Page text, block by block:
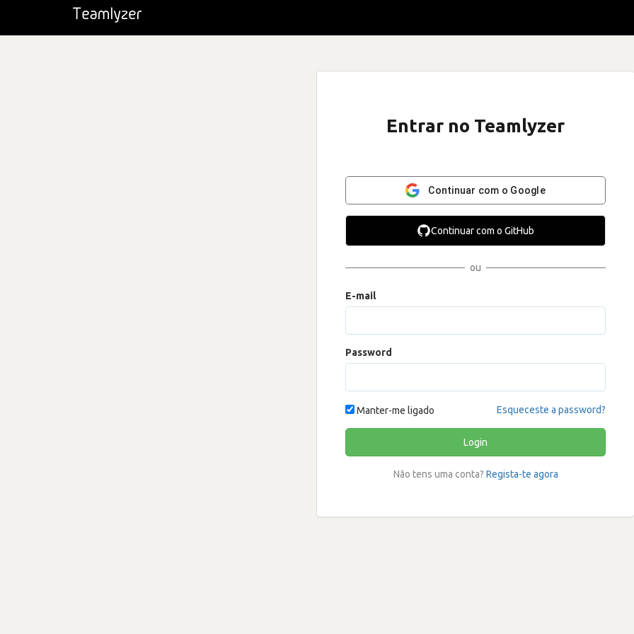
Entrar no Teamlyzer
Continuar com o Google
Continuar com o GitHub
ou
E-mail
Password
Manter-me ligado Esqueceste a password?
Login
Não tens uma conta? Regista-te agora